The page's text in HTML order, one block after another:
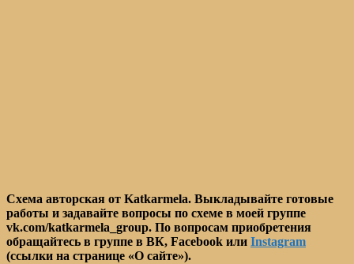
Схема авторская от Katkarmela. Выкладывайте готовые
работы и задавайте вопросы по схеме в моей группе
vk.com/katkarmela_group. По вопросам приобретения
обращайтесь в группе в ВК, Facebook или Instagram
(ссылки на странице «О сайте»).